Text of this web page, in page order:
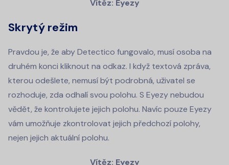
Vítěz: Eyezy
Skrytý režim
Pravdou je, že aby Detectico fungovalo, musí osoba na
druhém konci kliknout na odkaz. I když textová zpráva,
kterou odešlete, nemusí být podrobná, uživatel se
rozhoduje, zda odhalí svou polohu. S Eyezy nebudou
vědět, že kontrolujete jejich polohu. Navíc pouze Eyezy
vám umožňuje zkontrolovat jejich předchozí polohy,
nejen jejich aktuální polohu.
Vítěz: Eyezy